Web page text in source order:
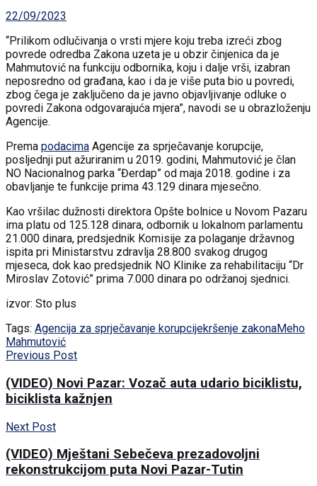
22/09/2023
“Prilikom odlučivanja o vrsti mjere koju treba izreći zbog
povrede odredba Zakona uzeta je u obzir činjenica da je
Mahmutović na funkciju odbornika, koju i dalje vrši, izabran
neposredno od građana, kao i da je više puta bio u povredi,
zbog čega je zaključeno da je javno objavljivanje odluke o
povredi Zakona odgovarajuća mjera”, navodi se u obrazloženju
Agencije.
Prema podacima Agencije za sprječavanje korupcije,
posljednji put ažuriranim u 2019. godini, Mahmutović je član
NO Nacionalnog parka “Đerdap” od maja 2018. godine i za
obavljanje te funkcije prima 43.129 dinara mjesečno.
Kao vršilac dužnosti direktora Opšte bolnice u Novom Pazaru
ima platu od 125.128 dinara, odbornik u lokalnom parlamentu
21.000 dinara, predsjednik Komisije za polaganje državnog
ispita pri Ministarstvu zdravlja 28.800 svakog drugog
mjeseca, dok kao predsjednik NO Klinike za rehabilitaciju “Dr
Miroslav Zotović” prima 7.000 dinara po održanoj sjednici.
izvor: Sto plus
Tags: Agencija za sprječavanje korupcijekršenje zakonaMeho
Mahmutović
Previous Post
(VIDEO) Novi Pazar: Vozač auta udario biciklistu,
biciklista kažnjen
Next Post
(VIDEO) Mještani Sebečeva prezadovoljni
rekonstrukcijom puta Novi Pazar-Tutin